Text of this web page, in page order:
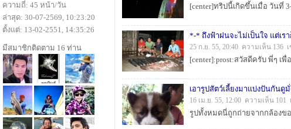
*-* ถึงฟ้าฝนจะไม่เป็นใจ แต่เร
25 ก.ย. 55, 20:40 ความเห็น 136
เอารูปสัตว์เลี้ยงมาแบ่งปันกันดู
16 เม.ย. 55, 12:00 ความเห็น 101
ความถี่: 45 หน้า/วัน
ล่าสุด: 30-07-2569, 10:23:20
ตั้งแต่: 13-02-2551, 14:35:26
มีสมาชิกติดตาม 16 ท่าน